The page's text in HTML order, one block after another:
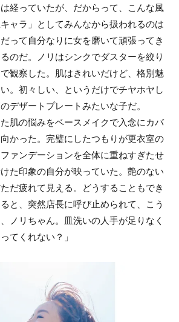
経っていたが、だからって、こんな風
ャラ」としてみんなから扱われるのは
って自分なりに女を磨いて頑張ってき
のだ。ノリはシンクでダスターを絞り
観察した。肌はきれいだけど、格別魅
。初々しい、というだけでチヤホヤし
デザートプレートみたいな子だ。
肌の悩みをベースメイクで入念にカバ
かった。完璧にしたつもりが更衣室の
ァンデーションを全体に重ねすぎたせ
た印象の自分が映っていた。艶のない
だ疲れて見える。どうすることもでき
と、突然店長に呼び止められて、こう
ノリちゃん。皿洗いの人手が足りなく
てくれない？」